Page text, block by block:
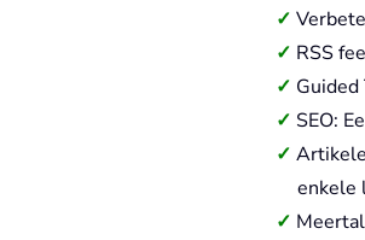
RSS
SEO:
enkele